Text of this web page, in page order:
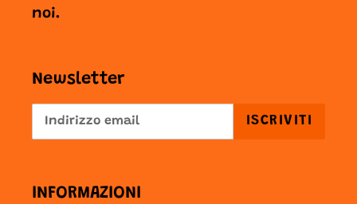
noi.
Newsletter
ISCRIVITI
INFORMAZIONI